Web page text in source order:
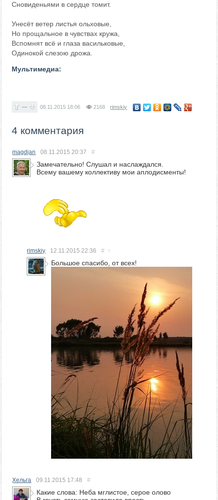
Сновиденьями в сердце томит.
Унесёт ветер листья ольховые,
Но прощальное в чувствах кружа,
Вспомнят всё и глаза васильковые,
Одинокой слезою дрожа.
Мультимедиа:
— 08.11.2015 18:06 2168 rimskiy
4 комментария
magdjan 08.11.201520:37 #
Замечательно! Слушал и наслаждался.
Всему вашему коллективу мои аплодисменты!
rimskiy 12.11.201522:36 # ↑
Большое спасибо, от всех!
Хельга 09.11.2015 17:48 #
Какие слова: Неба мглистое, серое олово